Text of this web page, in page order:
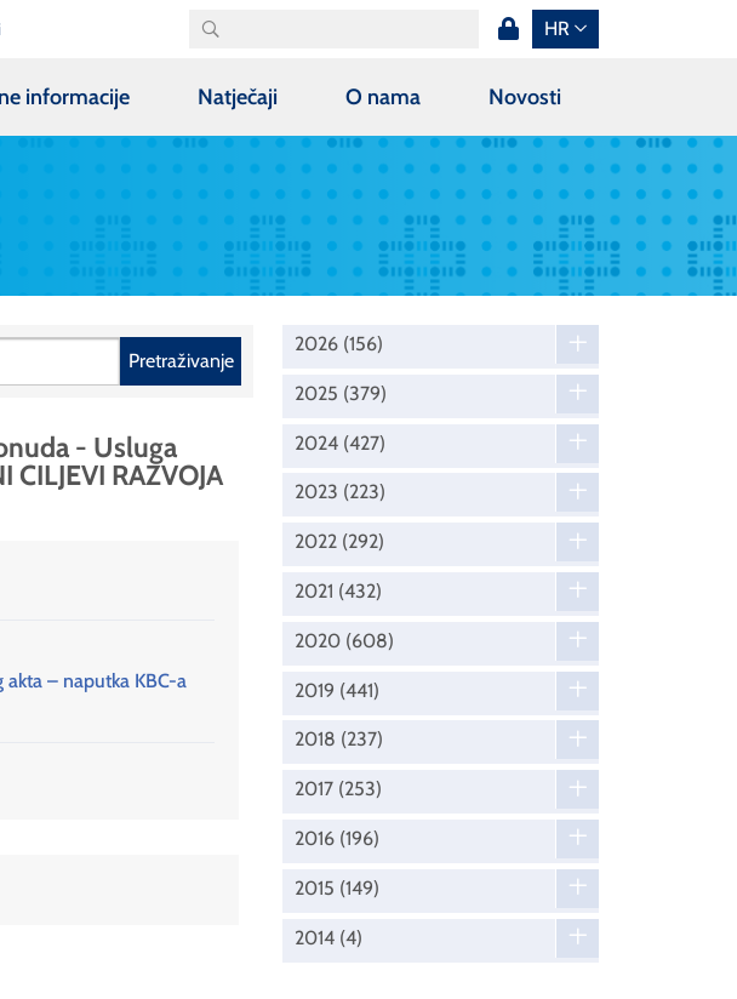
HR
informacije Natječaji O nama Novosti
Pretraživanje
- Usluga
RAZVOJA
– naputka KBC-a
2026 (156)
2025 (379)
2024 (427)
2023 (223)
2022 (292)
2021 (432)
2020 (608)
2019 (441)
2018 (237)
2017 (253)
2016 (196)
2015 (149)
2014 (4)